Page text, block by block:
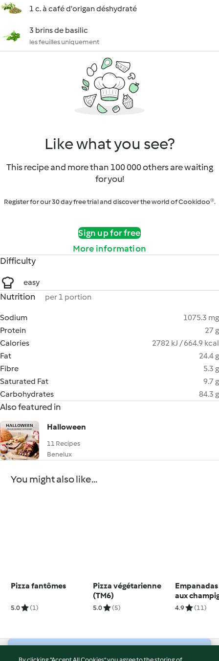
1 c. à café d'origan déshydraté
3 brins de basilic
les feuilles uniquement
Like what you see?
This recipe and more than 100 000 others are waiting
for you!
Register for our 30 day free trial and discover the world of Cookidoo®.
Sign up for free
More information
Difficulty
easy
Nutrition per 1 portion
Sodium
1075.3 mg
Protein
27 g
Calories
2782 kJ / 664.9 kcal
Fat
24.4 g
Fibre
5.3 g
Saturated Fat
9.7 g
Carbohydrates
84.3 g
Also featured in
Halloween
11 Recipes
Benelux
You might also like...
Pizza fantômes
5.0 (1)
Pizza végétarienne
(TM6)
5.0 (5)
aux
au poivre
4.9 (11)
© Copyright 2026